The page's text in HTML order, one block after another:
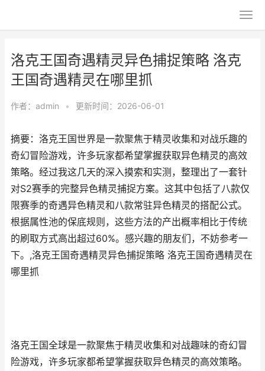
洛克王国奇遇精灵异色捕捉策略 洛克
王国奇遇精灵在哪里抓
作者： admin • 更新时间：2026-06-01
摘要：洛克王国世界是一款聚焦于精灵收集和对战乐趣的
奇幻冒险游戏，许多玩家都希望掌握获取异色精灵的高效
策略。经过我这几天的深入摸索和实测，整理出了一套针
对S2赛季的完整异色精灵捕捉方案。这其中包括了八款仅
限赛季的奇遇异色精灵和八款常驻异色精灵的搭配公式。
根据属性池的保底规则，这些方法的产出概率相比于传统
的刷取方式高出超过60%。感兴趣的朋友们，不妨参考一
下。,洛克王国奇遇精灵异色捕捉策略 洛克王国奇遇精灵在
哪里抓
洛克王国全球是一款聚焦于精灵收集和对战趣味的奇幻冒
险游戏，许多玩家都希望掌握获取异色精灵的高效策略。